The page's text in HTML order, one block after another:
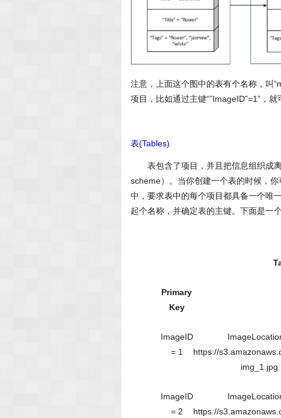
注意，上面这个图中的表有个名称，叫
项目，比如通过主键“”ImageID”=1”，就
表(Tables)
表包含了项目，并且把信息组织成离
scheme）。当你创建一个表的时候，
中，要求表中的每个项目都具备一个唯
起个名称，并确定表的主键。下面是一
Primary
Key
ImageID
= 1
https://
img_1.jpg
ImageID
= 2
https://